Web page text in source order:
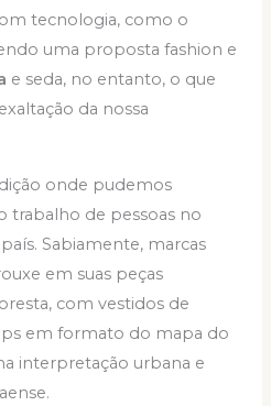
tecnologia, como o
uma proposta fashion e
e seda, no entanto, o que
da nossa
onde pudemos
trabalho de pessoas no
Sabiamente, marcas
em suas peças
com vestidos de
em formato do mapa do
interpretação urbana e